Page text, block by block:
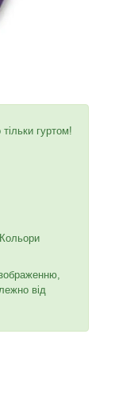
гуртом!
Кольори
від